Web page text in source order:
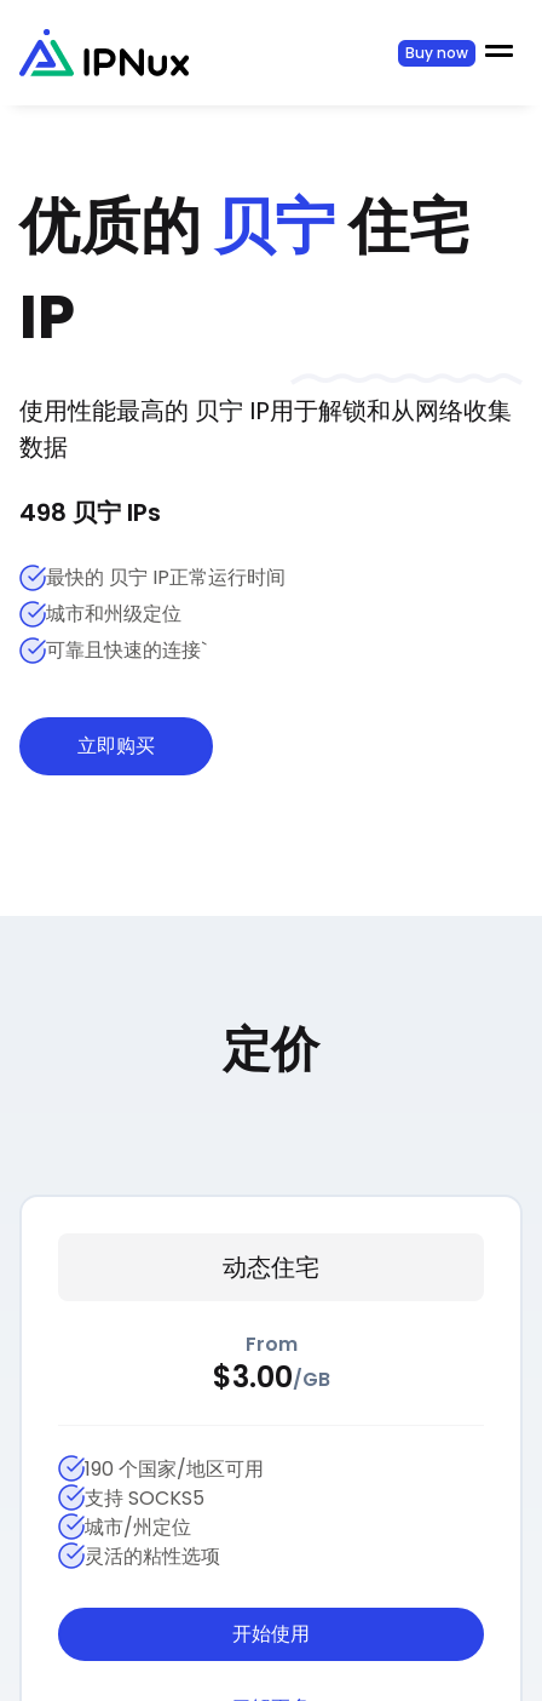
Buy now
优质的贝宁住宅
IP
使用性能最高的 贝宁 IP用于解锁和从网络收集
数据
498 贝宁 IPs
最快的 贝宁 IP正常运行时间
城市和州级定位
可靠且快速的连接`
立即购买
定价
动态住宅
From
$3.00/GB
190 个国家/地区可用
支持 SOCKS5
城市/州定位
灵活的粘性选项
开始使用